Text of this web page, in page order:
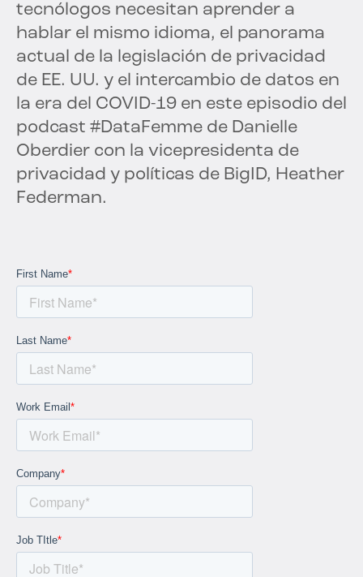
tecnólogos necesitan aprender a
hablar el mismo idioma, el panorama
actual de la legislación de privacidad
de EE. UU. y el intercambio de datos en
la era del COVID-19 en este episodio del
podcast #DataFemme de Danielle
Oberdier con la vicepresidenta de
privacidad y políticas de BigID, Heather
Federman.